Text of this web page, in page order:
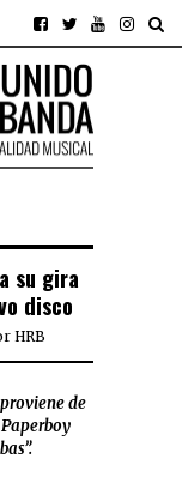
su gira
disco
HRB
de